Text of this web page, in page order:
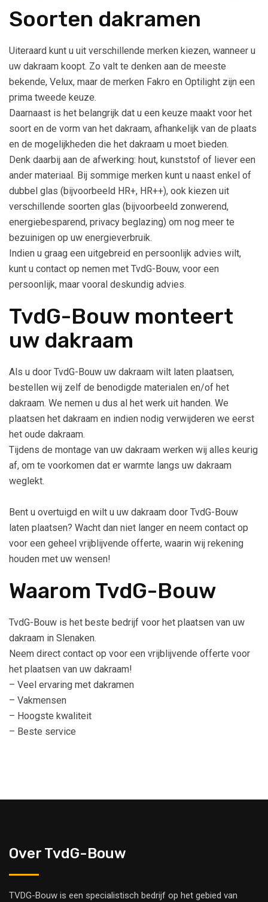
Soorten dakramen
Uiteraard kunt u uit verschillende merken kiezen, wanneer u
uw dakraam koopt. Zo valt te denken aan de meeste
bekende, Velux, maar de merken Fakro en Optilight zijn een
prima tweede keuze.
Daarnaast is het belangrijk dat u een keuze maakt voor het
soort en de vorm van het dakraam, afhankelijk van de plaats
en de mogelijkheden die het dakraam u moet bieden.
Denk daarbij aan de afwerking: hout, kunststof of liever een
ander materiaal. Bij sommige merken kunt u naast enkel of
dubbel glas (bijvoorbeeld HR+, HR++), ook kiezen uit
verschillende soorten glas (bijvoorbeeld zonwerend,
energiebesparend, privacy beglazing) om nog meer te
bezuinigen op uw energieverbruik.
Indien u graag een uitgebreid en persoonlijk advies wilt,
kunt u contact op nemen met TvdG-Bouw, voor een
persoonlijk, maar vooral deskundig advies.
TvdG-Bouw monteert
uw dakraam
Als u door TvdG-Bouw uw dakraam wilt laten plaatsen,
bestellen wij zelf de benodigde materialen en/of het
dakraam. We nemen u dus al het werk uit handen. We
plaatsen het dakraam en indien nodig verwijderen we eerst
het oude dakraam.
Tijdens de montage van uw dakraam werken wij alles keurig
af, om te voorkomen dat er warmte langs uw dakraam
weglekt.
Bent u overtuigd en wilt u uw dakraam door TvdG-Bouw
laten plaatsen? Wacht dan niet langer en neem contact op
voor een geheel vrijblijvende offerte, waarin wij rekening
houden met uw wensen!
Waarom TvdG-Bouw
TvdG-Bouw is het beste bedrijf voor het plaatsen van uw
dakraam in Slenaken.
Neem direct contact op voor een vrijblijvende offerte voor
het plaatsen van uw dakraam!
– Veel ervaring met dakramen
– Vakmensen
– Hoogste kwaliteit
– Beste service
Over TvdG-Bouw
TVDG-Bouw is een specialistisch bedrijf op het gebied van